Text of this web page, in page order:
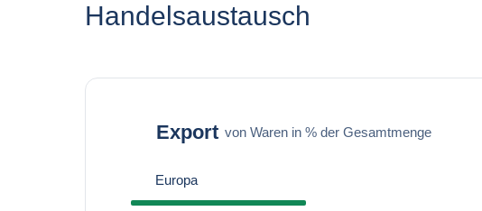
Handelsaustausch
Export von Waren in % der Gesamtmenge
Europa